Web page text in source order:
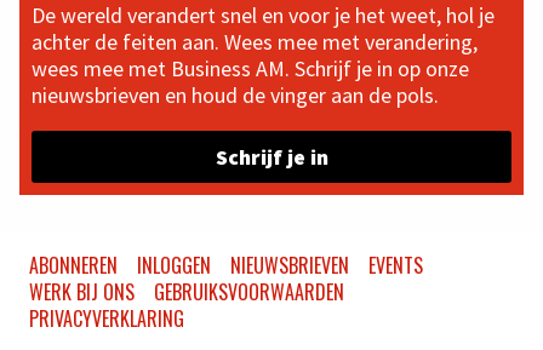
De wereld verandert snel en voor je het weet, hol je
achter de feiten aan. Wees mee met verandering,
wees mee met Business AM. Schrijf je in op onze
nieuwsbrieven en houd de vinger aan de pols.
Schrijf je in
ABONNEREN INLOGGEN NIEUWSBRIEVEN
EVENTS
WERK BIJ ONS
GEBRUIKSVOORWAARDEN
PRIVACYVERKLARING